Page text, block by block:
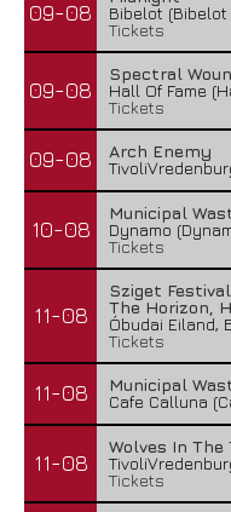
09-08
Bibelot (Bibelot
Tickets
09-08
Spectral
Hall Of Fame
Tickets
09-08
Arch Enemy
10-08
Municipal
Dynamo
Tickets
11-08
Sziget
The Horizon,
Óbudai Eiland,
Tickets
11-08
Municipal
Cafe Calluna
11-08
Wolves In The
Tickets